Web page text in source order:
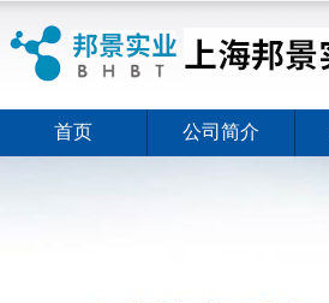
首页 公司简介